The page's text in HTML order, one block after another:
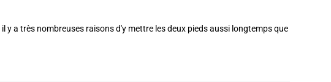
y a très nombreuses raisons d'y mettre les deux pieds aussi longtemps que